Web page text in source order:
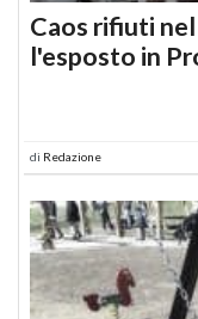
Caos rifiuti
l'esposto in
di Redazione